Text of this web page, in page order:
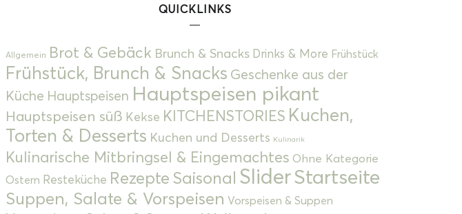
QUICKLINKS
Allgemein Brot & Gebäck Brunch & Snacks Drinks & More Frühstück
Frühstück, Brunch & Snacks Geschenke aus der
Küche Hauptspeisen Hauptspeisen pikant
Hauptspeisen süß Kekse KITCHENSTORIES Kuchen,
Torten & Desserts Kuchen und Desserts Kulinarik
Kulinarische Mitbringsel & Eingemachtes Ohne Kategorie
Ostern Resteküche Rezepte Saisonal SliderStartseite
Suppen, Salate & Vorspeisen Vorspeisen & Suppen